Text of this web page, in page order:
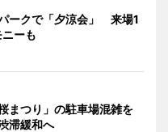
ークで「夕涼会」 来場1
ーも
まつり」の駐車場混雑を
滞緩和へ